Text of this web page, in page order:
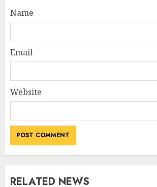
Name
Email
Website
RELATED NEWS